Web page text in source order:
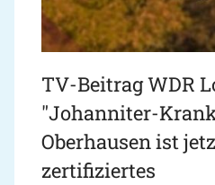
TV-Beitrag WDR
"Johanniter-
Oberhausen ist
zertifiziertes